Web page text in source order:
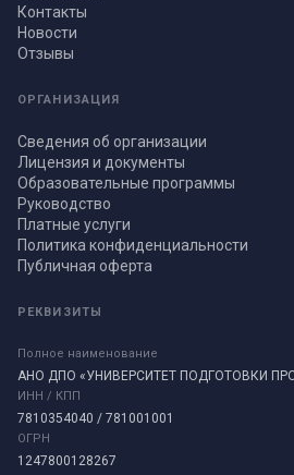
Контакты
Новости
Отзывы
ОРГАНИЗАЦИЯ
Сведения об организации
Лицензия и документы
Образовательные программы
Руководство
Платные услуги
Политика конфиденциальности
Публичная оферта
РЕКВИЗИТЫ
Полное наименование
АНО ДПО «УНИВЕРСИТЕТ ПОДГОТОВКИ
ИНН / КПП
7810354040 / 781001001
ОГРН
1247800128267